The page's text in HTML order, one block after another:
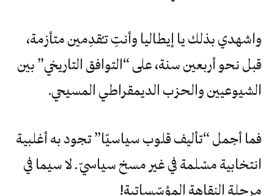
واشهدي‮ ‬بذلك‮ ‬يا‮ ‬إيطاليا‮ ‬وأنتِ‮ ‬تـُقدِمين‮ ‬متأزمة،‮
‬قبل‮ ‬نحو‮ ‬أربعين‮ ‬سنة،‮ ‬على‮ “‬التوافق‮ ‬التاريخي‮” ‬بين‮
‬الشيوعيين‮ ‬والحزب‮ ‬الديمقراطي‮ ‬المسيحي‮.‬
فما‮ ‬أجمل‮ “‬تأليف‮ ‬قلوب‮ ‬سياسيّا‮” ‬تجود‮ ‬به‮ ‬أغلبية‮
‬انتخابية‮ ‬مسْلمة‮ ‬في‮ ‬غير‮ ‬مسخ‮ ‬سياسيّ‮ ‬ـ‮ ‬لا‮ ‬سيما‮ ‬في‮
‬مرحلة‮ ‬النقاهة‮ ‬المؤسّساتية‮!‬